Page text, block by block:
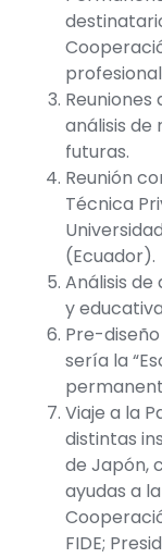
Reuniones
análisis de
futuras.
Reunión
Técnica
(Ecuador).
Análisis
y
Pre-
sería la
Viaje a la
distintas
de Japón,
ayudas a
FIDE;